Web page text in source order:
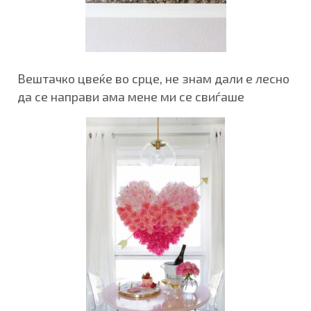
Вештачко цвеќе во срце, не знам дали е лесно
да се направи ама мене ми се свиѓаше